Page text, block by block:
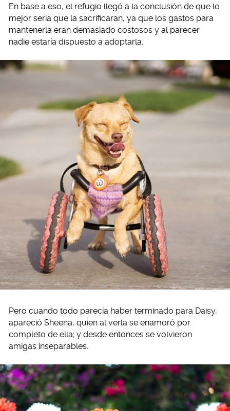
En base a eso, el refugio llegó a la conclusión de que lo
mejor sería que la sacrificaran, ya que los gastos para
mantenerla eran demasiado costosos y al parecer
nadie estaría dispuesto a adoptarla.
Pero cuando todo parecía haber terminado para Daisy,
apareció Sheena, quien al verla se enamoró por
completo de ella; y desde entonces se volvieron
amigas inseparables.